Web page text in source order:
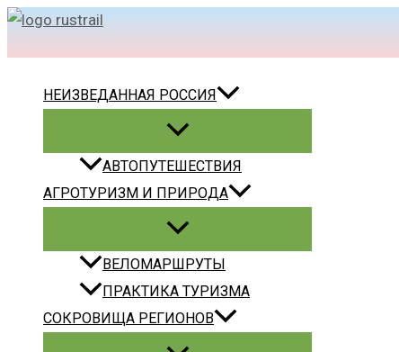
Перейти
НЕИЗВЕДАННАЯ РОССИЯ
АВТОПУТЕШЕСТВИЯ
АГРОТУРИЗМ И ПРИРОДА
ВЕЛОМАРШРУТЫ
ПРАКТИКА ТУРИЗМА
СОКРОВИЩА РЕГИОНОВ